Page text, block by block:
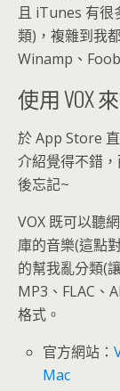
且 iTunes 有很
類)，複雜到我
Winamp、
使用 VOX
於 App Store
介紹覺得不錯
後忘記~
VOX 既可以聽
庫的音樂(這點
的幫我亂分類(
MP3、FLAC、
格式。
官方網站：
Mac